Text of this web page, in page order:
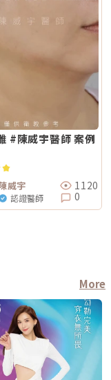
#陳威宇醫師 案例
威宇
認證醫師
1120
0
More